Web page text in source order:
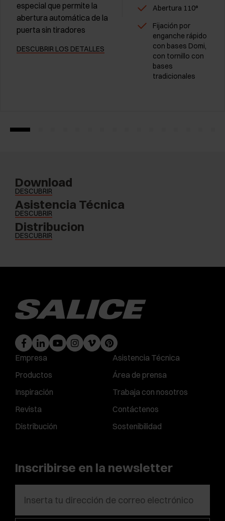
especial que permite la
abertura automática de la
puerta sin tiradores
DESCUBRIR LOS DETALLES
Abertura 110°
Fijación por
enganche rápido
con bases Domi,
con tornillo con
bases
tradicionales
Download
DESCUBRIR
Asistencia Técnica
DESCUBRIR
Distribucion
DESCUBRIR
Empresa
Productos
Inspiración
Revista
Distribución
Asistencia Técnica
Área de prensa
Trabaja con nosotros
Contáctenos
Sostenibilidad
Inscribirse en la newsletter